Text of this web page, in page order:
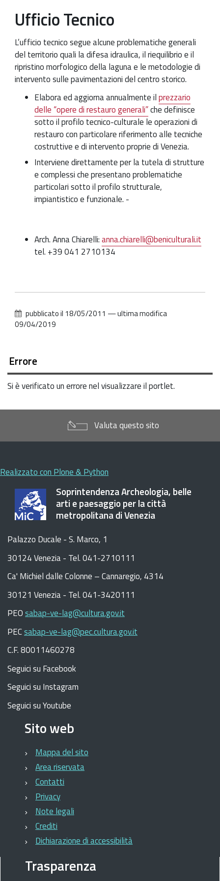
Patrimonio Storico-Artistico
Ufficio Esportazione
Ufficio Tutela
Servizi
Galleria
Contatti
Ufficio Tecnico
L’ufficio tecnicosegue alcune problematiche generali
del territorio quali la difesa idraulica, il riequilibrio e il
ripristino morfologico della laguna e le metodologie di
intervento sulle pavimentazioni del centro storico.
Elabora ed aggiorna annualmente ilprezzario
delle “opere di restauro generali”che definisce
sotto il profilo tecnico-culturale le operazioni di
restauro con particolare riferimento alle tecniche
costruttive e di intervento proprie di Venezia.
Interviene direttamente per la tutela di strutture
e complessi che presentano problematiche
particolari sotto il profilo strutturale,
impiantistico e funzionale. -
Arch. Anna Chiarelli:anna.chiarelli@beniculturali.it
tel. +39 041 2710134
pubblicato il 18/05/2011 —ultima modifica
09/04/2019
Errore
Si è verificato un errore nel visualizzare il portlet.
Valuta questo sito
Realizzato con Plone & Python
Soprintendenza Archeologia, belle
arti e paesaggio per la città
metropolitana di Venezia
Palazzo Ducale - S. Marco, 1
30124 Venezia - Tel. 041-2710111
Ca' Michiel dalle Colonne – Cannaregio, 4314
30121 Venezia - Tel. 041-3420111
PEOsabap-ve-lag@cultura.gov.it
PECsabap-ve-lag@pec.cultura.gov.it
C.F. 80011460278
Seguici su Facebook
Seguici su Instagram
Seguici su Youtube
Sito web
Mappa del sito
Area riservata
Contatti
Privacy
Note legali
Crediti
Dichiarazione di accessibilità
Trasparenza